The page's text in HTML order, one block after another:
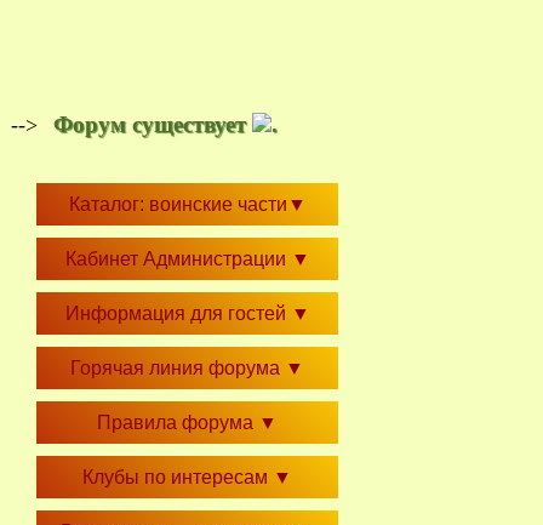
--> Форум существует .
Каталог: воинские части ▼
Кабинет Администрации ▼
Информация для гостей ▼
Горячая линия форума ▼
Правила форума ▼
Клубы по интересам ▼